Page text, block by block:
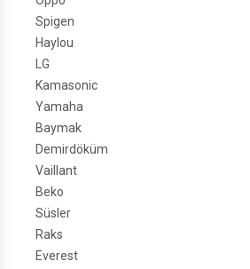
Spigen
Haylou
LG
Kamasonic
Yamaha
Baymak
Demirdöküm
Vaillant
Beko
Süsler
Raks
Everest